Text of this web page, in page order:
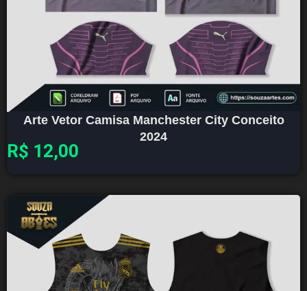
Arte Vetor Camisa Manchester City Conceito
2024
R$ 12,00